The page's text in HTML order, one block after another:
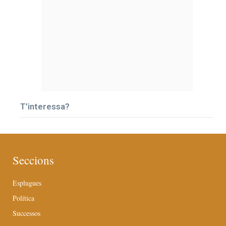
T’interessa?
Seccions
Esplugues
Política
Successos